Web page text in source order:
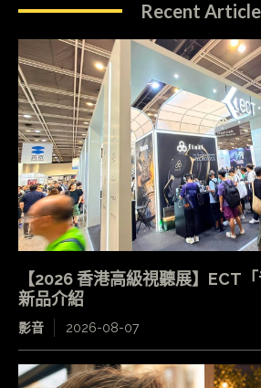
Recent
【2026 香港高級視聽展】ECT
新品介紹
影音 2026-08-07